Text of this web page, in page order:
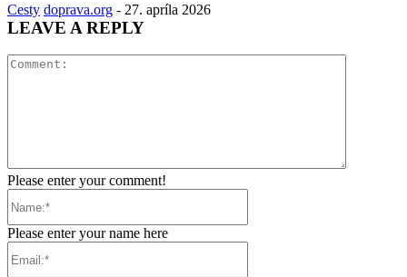
Cesty doprava.org - 27. apríla 2026
LEAVE A REPLY
Please enter your comment!
Please enter your name here